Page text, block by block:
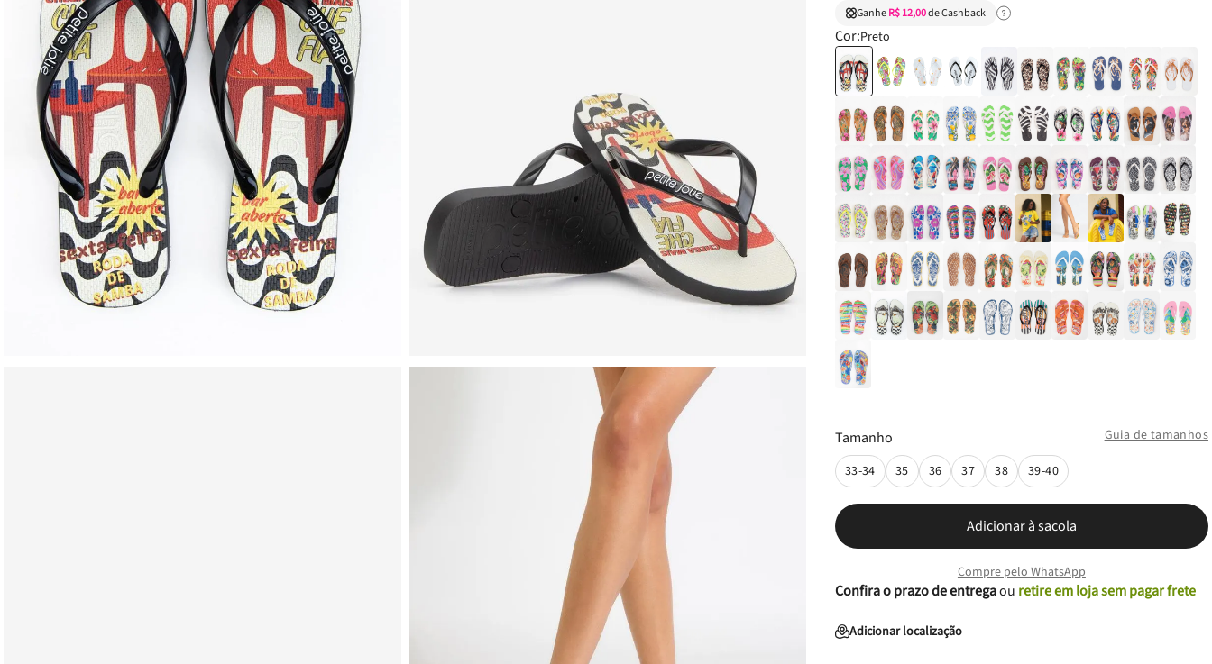
GanheR$ 12,00de Cashback
Cor:Preto
Guia de tamanhos
Tamanho
33-34 35 36 37 38 39-40
Adicionar à sacola
Compre pelo WhatsApp
Confira o prazo de entregaou retire em loja sem pagar frete
Adicionar localização